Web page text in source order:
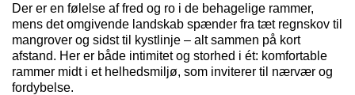
Der er en følelse af fred og ro i de behagelige rammer,
mens det omgivende landskab spænder fra tæt regnskov til
mangrover og sidst til kystlinje – alt sammen på kort
afstand. Her er både intimitet og storhed i ét: komfortable
rammer midt i et helhedsmiljø, som inviterer til nærvær og
fordybelse.